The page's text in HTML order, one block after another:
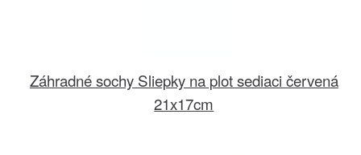
Záhradné sochy Sliepky na plot sediaci červená
21x17cm